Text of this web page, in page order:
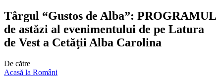
Târgul “Gustos de Alba”: PROGRAMUL
de astăzi al evenimentului de pe Latura
de Vest a Cetăţii Alba Carolina
De către
Acasă la Români